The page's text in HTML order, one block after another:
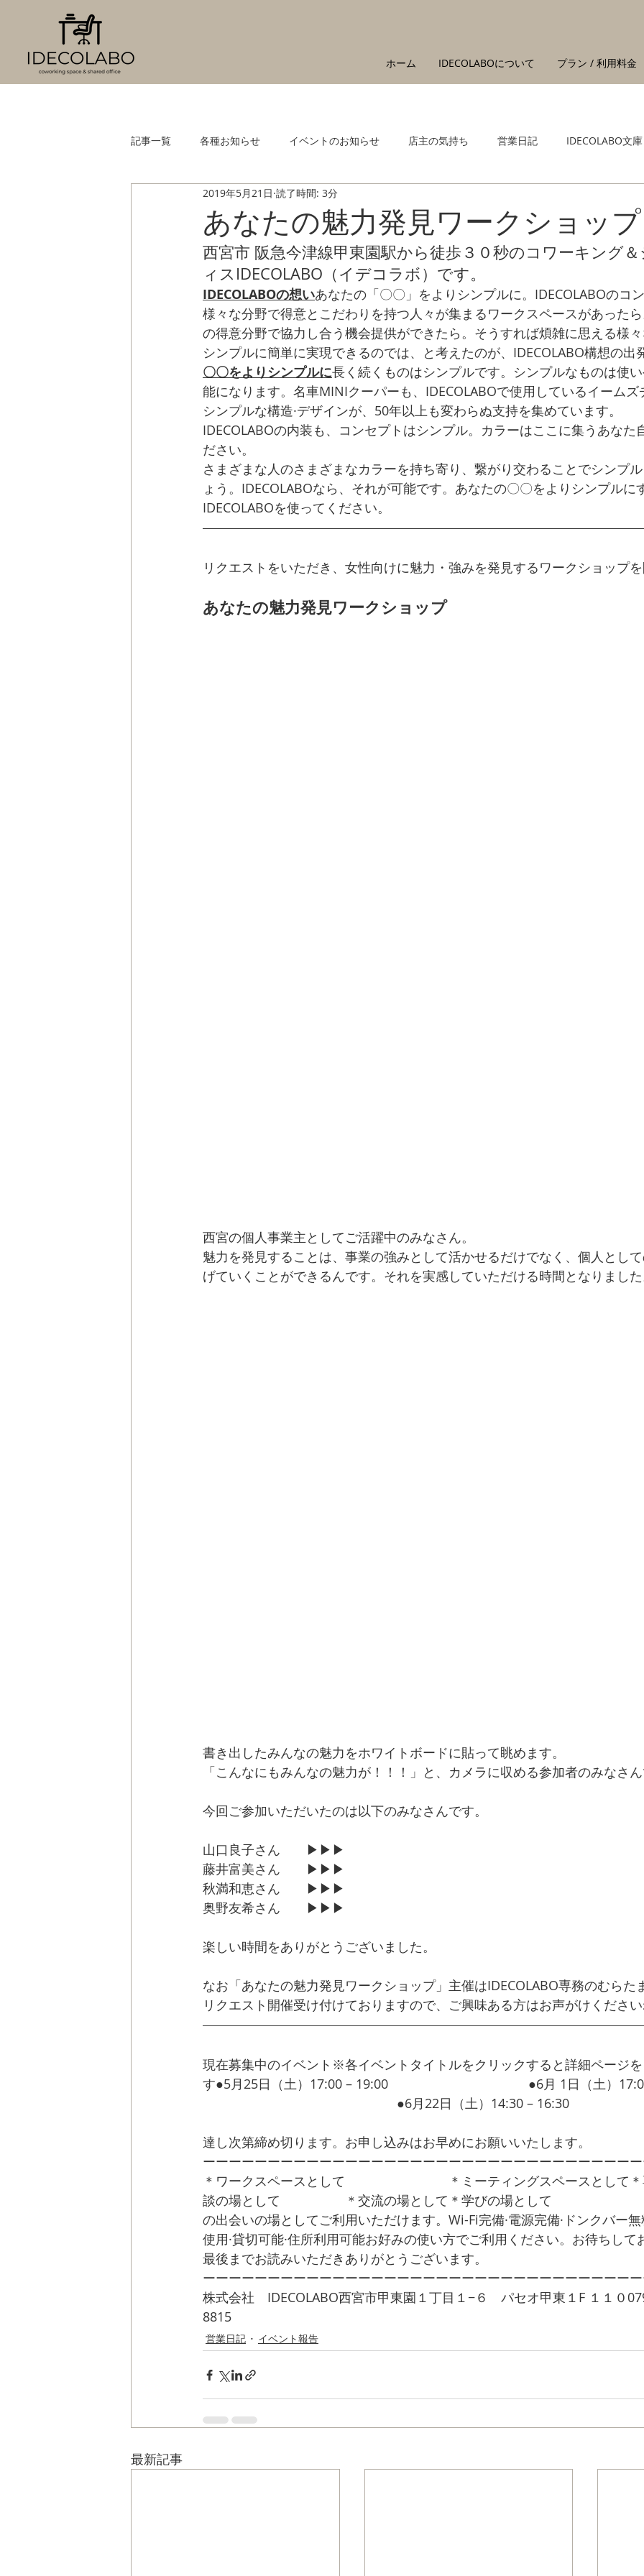
ホーム IDECOLABOについて プラン / 利用料金
記事一覧 各種お知らせ イベントのお知らせ 店主の気持ち 営業日記 IDECOLABO文庫
あなたの魅力発見ワークショップ
2019年5月21日 読了時間: 3分
西宮市 阪急今津線甲東園駅から徒歩３０秒のコワーキング
ィスIDECOLABO（イデコラボ）です。
IDECOLABOの想いあなたの「〇〇」をよりシンプルに。IDECOLABOのコ
様々な分野で得意とこだわりを持つ人々が集まるワークスペースがあった
の得意分野で協力し合う機会提供ができたら。そうすれば煩雑に思える様
シンプルに簡単に実現できるのでは、と考えたのが、IDECOLABO構想の出
〇〇をよりシンプルに長く続くものはシンプルです。シンプルなものは使
能になります。名車MINIクーパーも、IDECOLABOで使用しているイーム
シンプルな構造·デザインが、50年以上も変わらぬ支持を集めています。
IDECOLABOの内装も、コンセプトはシンプル。カラーはここに集うあなた
ださい。
さまざまな人のさまざまなカラーを持ち寄り、繋がり交わることでシンプ
ょう。IDECOLABOなら、それが可能です。あなたの〇〇をよりシンプルに
IDECOLABOを使ってください。
リクエストをいただき、女性向けに魅力・強みを発見するワークショップ
あなたの魅力発見ワークショップ
西宮の個人事業主としてご活躍中のみなさん。
魅力を発見することは、事業の強みとして活かせるだけでなく、個人とし
げていくことができるんです。それを実感していただける時間となりまし
書き出したみんなの魅力をホワイトボードに貼って眺めます。
「こんなにもみんなの魅力が！！！」と、カメラに収める参加者のみなさ
今回ご参加いただいたのは以下のみなさんです。
山口良子さん　　▶︎▶︎▶︎
藤井富美さん　　▶︎▶︎▶︎
秋満和恵さん　　▶︎▶︎▶︎
奥野友希さん　　▶︎▶︎▶︎
楽しい時間をありがとうございました。
なお「あなたの魅力発見ワークショップ」主催はIDECOLABO専務のむらた
リクエスト開催受け付けておりますので、ご興味ある方はお声がけくださ
現在募集中のイベント※各イベントタイトルをクリックすると詳細ページ
す●5月25日（土）17:00 – 19:00
●6月 1日（土）
●6月22日（土）14:30 – 16:30
達し次第締め切ります。お申し込みはお早めにお願いいたします。
ーーーーーーーーーーーーーーーーーーーーーーーーーーーーーーーーー
＊ワークスペースとして　　　　　　　　＊ミーティングスペースとして
談の場として　　　　　＊交流の場として＊学びの場として　　　　　　
の出会いの場としてご利用いただけます。Wi-Fi完備·電源完備·ドンクバー
使用·貸切可能·住所利用可能お好みの使い方でご利用ください。お待ちして
最後までお読みいただきありがとうございます。
ーーーーーーーーーーーーーーーーーーーーーーーーーーーーーーーーー
株式会社　IDECOLABO西宮市甲東園１丁目１−６　パセオ甲東１F １１０
8815
営業日記 イベント報告
最新記事